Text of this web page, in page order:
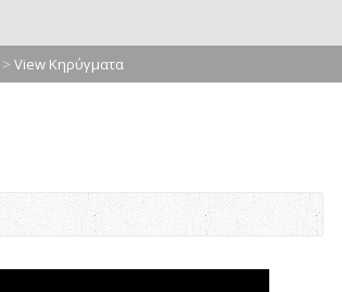
> View Κηρύγματα